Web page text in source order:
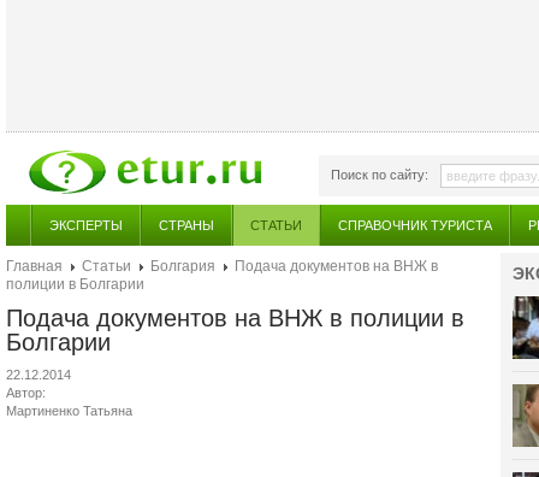
Поиск по сайту:
ЭКСПЕРТЫ СТРАНЫ СТАТЬИ СПРАВОЧНИК ТУРИСТА
Главная Статьи Болгария
Подача документов на ВНЖ в
полиции в Болгарии
Подача документов на ВНЖ в полиции в
Болгарии
22.12.2014
Автор:
Мартиненко Татьяна